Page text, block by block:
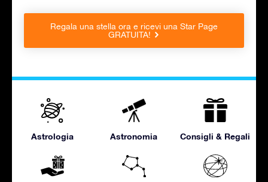
Regala una stella ora e ricevi una Star Page
GRATUITA!
Astrologia Astronomia Consigli & Regali